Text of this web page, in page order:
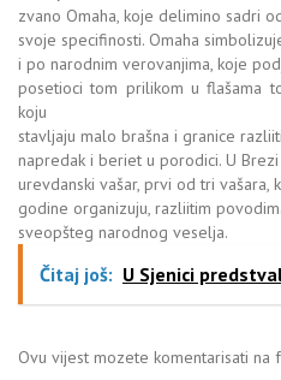
zvano Omaha, koje delimino sadri
svoje specifinosti. Omaha
i po narodnim verovanjima, koje
posetioci tom prilikom u flašama
koju
stavljaju malo brašna i granice
napredak i beriet u porodici. U
urevdanski vašar, prvi od tri vašara,
godine organizuju, razliitim
sveopšteg narodnog veselja.
Čitaj još: U Sjenici
Ovu vijest mozete komentarisati na